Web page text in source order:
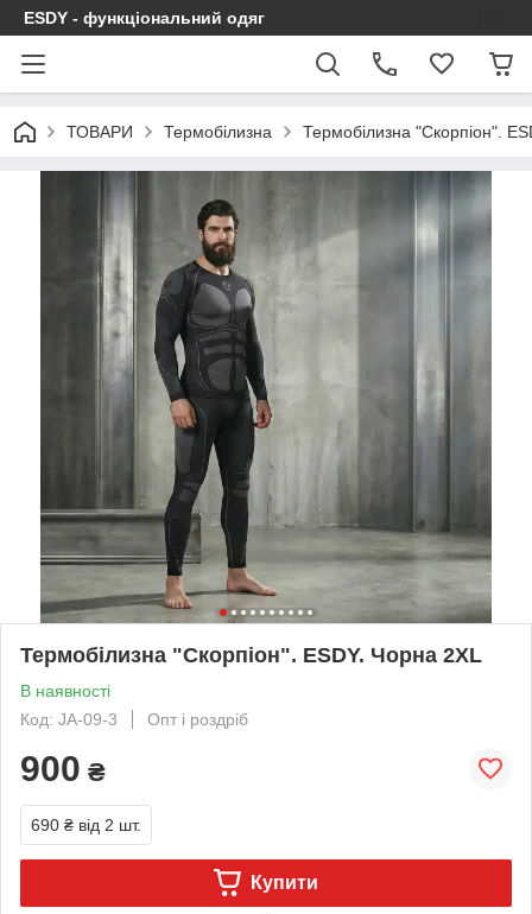
ESDY - функціональний одяг
ТОВАРИ Термобілизна Термобілизна "Скорпіон".
Термобілизна "Скорпіон". ESDY. Чорна 2XL
В наявності
Код: JA-09-3
Опт і роздріб
900 ₴
690 ₴ від 2 шт.
Купити